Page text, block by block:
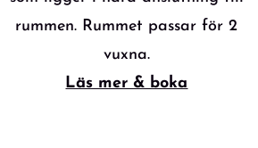
rummen. Rummet passar för 2
vuxna.
Läs mer & boka